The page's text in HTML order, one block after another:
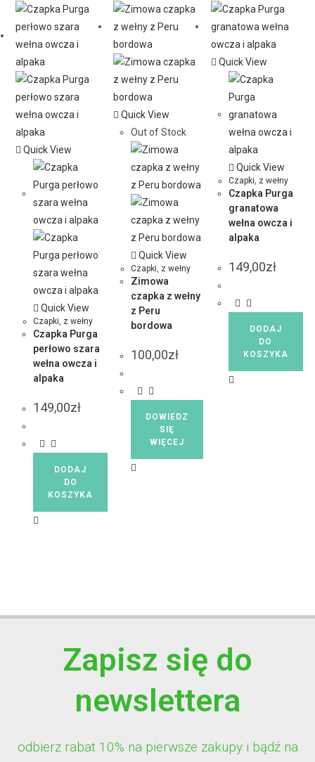
Quick View
Quick View
Czapki, z wełny
Czapka Purga
perłowo szara
wełna owcza i
alpaka
149,00zł
DODAJ
DO
KOSZYKA
Quick View
Out of Stock
Quick View
Czapki, z wełny
Zimowa
czapka z wełny
z Peru
bordowa
100,00zł
DOWIEDZ
SIĘ
WIĘCEJ
Quick View
Quick View
Czapki, z wełny
Czapka Purga
granatowa
wełna owcza i
alpaka
149,00zł
DODAJ
DO
KOSZYKA
Zapisz się do
newslettera
odbierz rabat 10% na pierwsze zakupy i bądź na